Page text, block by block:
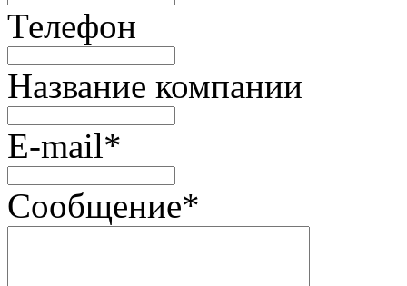
Телефон
Название компании
E-mail*
Сообщение*